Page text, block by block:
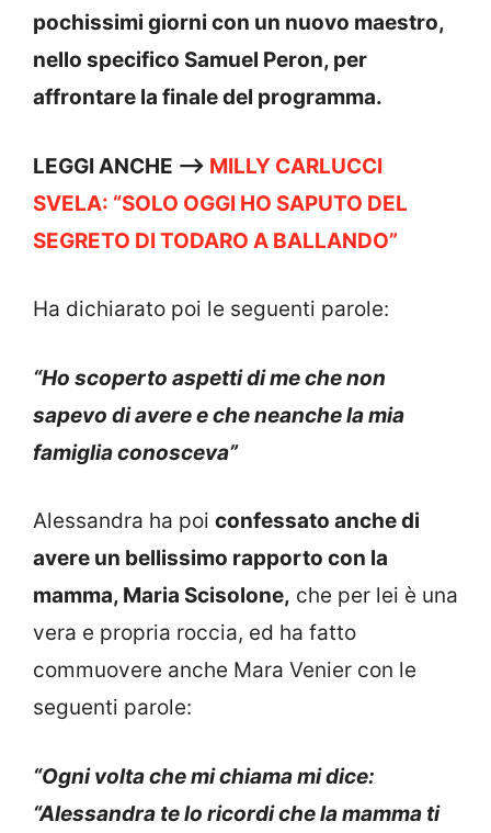
pochissimi giorni con un nuovo maestro,
nello specifico Samuel Peron, per
affrontare la finale del programma.
LEGGI ANCHE —-> MILLY CARLUCCI
SVELA: “SOLO OGGI HO SAPUTO DEL
SEGRETO DI TODARO A BALLANDO”
Ha dichiarato poi le seguenti parole:
“Ho scoperto aspetti di me che non
sapevo di avere e che neanche la mia
famiglia conosceva”
Alessandra ha poi confessato anche di
avere un bellissimo rapporto con la
mamma, Maria Scisolone, che per lei è una
vera e propria roccia, ed ha fatto
commuovere anche Mara Venier con le
seguenti parole:
“Ogni volta che mi chiama mi dice:
“Alessandra te lo ricordi che la mamma ti